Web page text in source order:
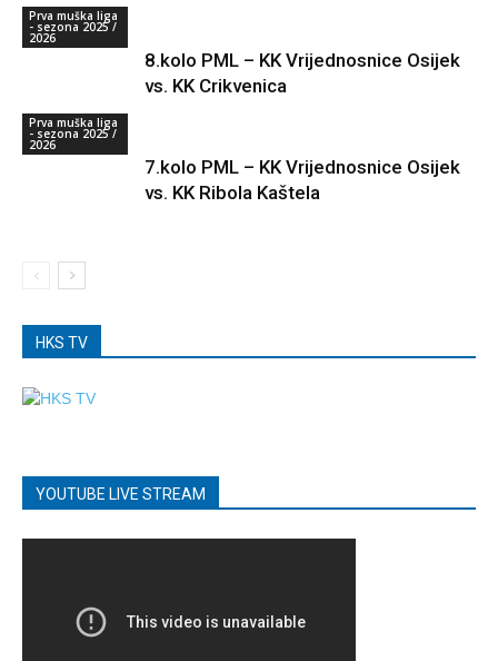
Prva muška liga
- sezona 2025 /
2026
8.kolo PML – KK Vrijednosnice Osijek
vs. KK Crikvenica
Prva muška liga
- sezona 2025 /
2026
7.kolo PML – KK Vrijednosnice Osijek
vs. KK Ribola Kaštela
HKS TV
YOUTUBE LIVE STREAM